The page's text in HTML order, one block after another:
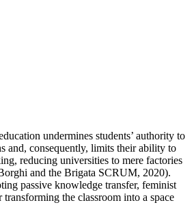
undermines students’ authority to
and, consequently, limits their ability to
reducing universities to mere factories
and the Brigata SCRUM, 2020).
passive knowledge transfer, feminist
transforming the classroom into a space